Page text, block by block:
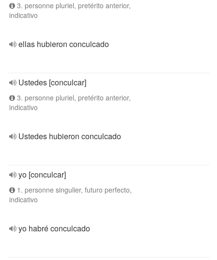
3. personne pluriel, pretérito anterior,
indicativo
ellas hubieron conculcado
Ustedes [conculcar]
3. personne pluriel, pretérito anterior,
indicativo
Ustedes hubieron conculcado
yo [conculcar]
1. personne singulier, futuro perfecto,
indicativo
yo habré conculcado